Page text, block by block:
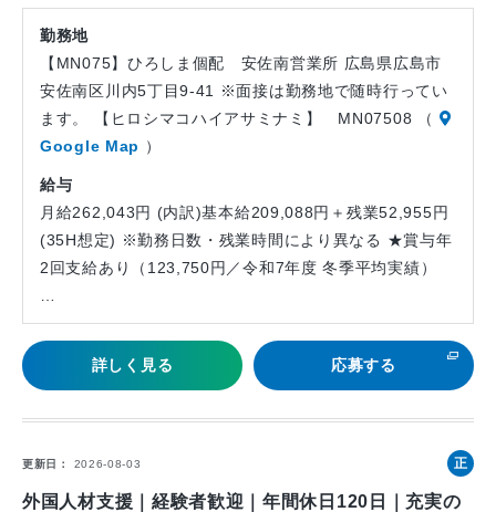
勤務地
【MN075】ひろしま個配 安佐南営業所 広島県広島市
安佐南区川内5丁目9-41 ※面接は勤務地で随時行ってい
ます。 【ヒロシマコハイアサミナミ】 MN07508 （
Google Map ）
給与
月給262,043円 (内訳)基本給209,088円＋残業52,955円
(35H想定) ※勤務日数・残業時間により異なる ★賞与年
2回支給あり（123,750円／令和7年度 冬季平均実績）
詳しく見る 応募する
更新日 2026-08-03
正
外国人材支援｜経験者歓迎｜年間休日120日｜充実の